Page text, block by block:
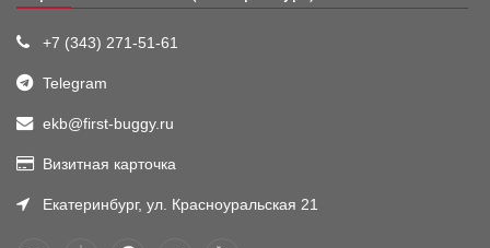
+7 (343) 271-51-61
Telegram
ekb@first-buggy.ru
Визитная карточка
Екатеринбург, ул. Красноуральская 21